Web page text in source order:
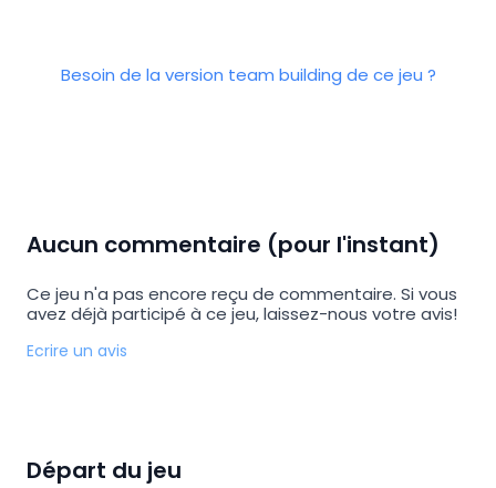
Besoin de la version team building de ce jeu ?
Aucun commentaire (pour l'instant)
Ce jeu n'a pas encore reçu de commentaire. Si vous
avez déjà participé à ce jeu, laissez-nous votre avis!
Ecrire un avis
Départ du jeu